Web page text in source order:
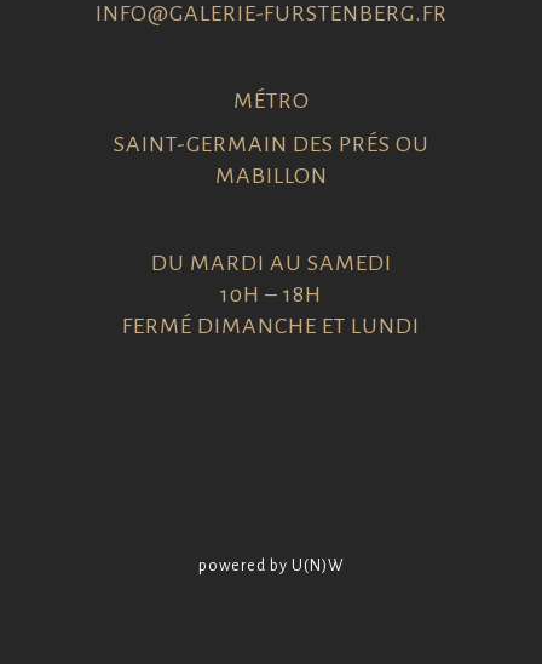
INFO@GALERIE-FURSTENBERG.FR
MÉTRO
SAINT-GERMAIN DES PRÉS OU
MABILLON
DU MARDI AU SAMEDI
10H – 18H
FERMÉ DIMANCHE ET LUNDI
powered by U(N)W